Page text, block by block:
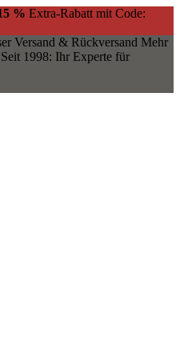
% Extra-Rabatt mit Code:
Versand & Rückversand Mehr
Seit 1998: Ihr Experte für